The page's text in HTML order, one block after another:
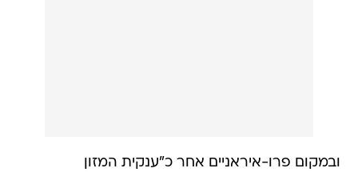
ובמקום פרו-איראניים אחר כ"ענקית המזון